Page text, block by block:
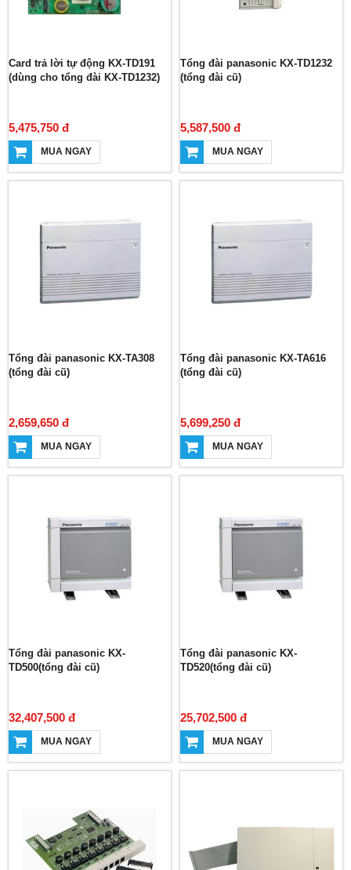
Card trả lời tự động KX-TD191
(dùng cho tổng đài KX-TD1232)
5,475,750 đ
MUA NGAY
Tổng đài panasonic KX-TD1232
(tổng đài cũ)
5,587,500 đ
MUA NGAY
Tổng đài panasonic KX-TA308
(tổng đài cũ)
2,659,650 đ
MUA NGAY
Tổng đài panasonic KX-TA616
(tổng đài cũ)
5,699,250 đ
MUA NGAY
Tổng đài panasonic KX-
TD500(tổng đài cũ)
32,407,500 đ
MUA NGAY
Tổng đài panasonic KX-
TD520(tổng đài cũ)
25,702,500 đ
MUA NGAY